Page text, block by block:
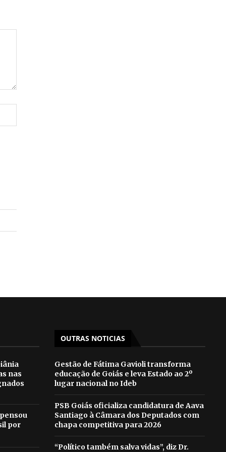
nas
por
OUTRAS NOTICIAS
Gestão de Fátima Gavioli transforma
educação de Goiás e leva Estado ao 2º
lugar nacional no Ideb
PSB Goiás oficializa candidatura de Aava
Santiago à Câmara dos Deputados com
chapa competitiva para 2026
“Político também salva vidas”, diz Dr.